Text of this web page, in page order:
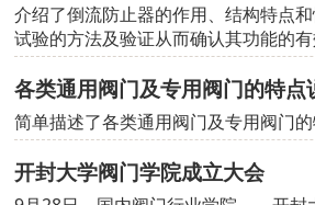
介绍了倒流防止器的作用、结构特点
试验的方法及验证从而确认其功能的有
各类通用阀门及专用阀门的特点
简单描述了各类通用阀门及专用阀门
开封大学阀门学院成立大会